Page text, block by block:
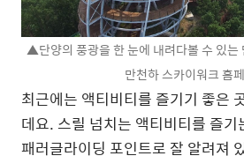
▲단양의 풍광을 한 눈에 내려다볼 수 있는
만천하 스카이워크 홈
최근에는 액티비티를 즐기기 좋은
데요. 스릴 넘치는 액티비티를 즐
패러글라이딩 포인트로 잘 알려져